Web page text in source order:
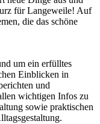
für Langeweile! Auf
die das schöne
um ein erfülltes
Einblicken in
und
wichtigen Infos zu
sowie praktischen